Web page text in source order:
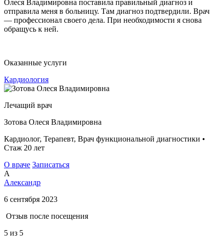
Олеся Владимировна поставила правильный диагноз и
отправила меня в больницу. Там диагноз подтвердили. Врач
— профессионал своего дела. При необходимости я снова
обращусь к ней.
Оказанные услуги
Кардиология
Лечащий врач
Зотова Олеся Владимировна
Кардиолог, Терапевт, Врач функциональной диагностики •
Стаж 20 лет
О враче Записаться
А
Александр
6 сентября 2023
Отзыв после посещения
5 из 5